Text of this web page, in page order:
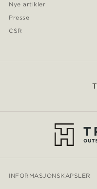
Nye artikler
Presse
CSR
INFORMASJONSKAPSLER